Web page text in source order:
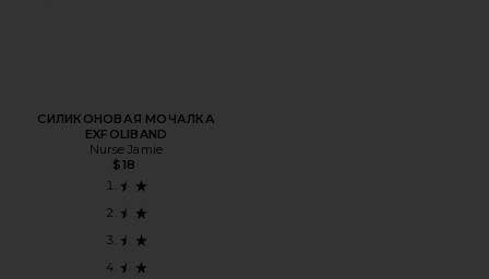
СИЛИКОНОВАЯ МОЧАЛКА
EXFOLIBAND
Nurse Jamie
$18